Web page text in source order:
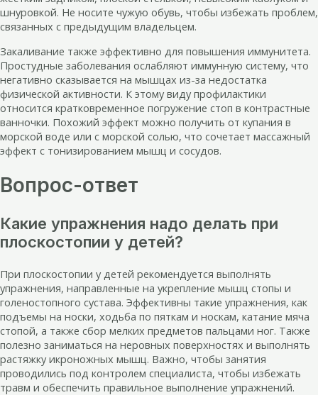
шнуровкой. Не носите чужую обувь, чтобы избежать проблем,
связанных с предыдущим владельцем.
Закаливание также эффективно для повышения иммунитета.
Простудные заболевания ослабляют иммунную систему, что
негативно сказывается на мышцах из-за недостатка
физической активности. К этому виду профилактики
относится кратковременное погружение стоп в контрастные
ванночки. Похожий эффект можно получить от купания в
морской воде или с морской солью, что сочетает массажный
эффект с тонизированием мышц и сосудов.
Вопрос-ответ
Какие упражнения надо делать при
плоскостопии у детей?
При плоскостопии у детей рекомендуется выполнять
упражнения, направленные на укрепление мышц стопы и
голеностопного сустава. Эффективны такие упражнения, как
подъемы на носки, ходьба по пяткам и носкам, катание мяча
стопой, а также сбор мелких предметов пальцами ног. Также
полезно заниматься на неровных поверхностях и выполнять
растяжку икроножных мышц. Важно, чтобы занятия
проводились под контролем специалиста, чтобы избежать
травм и обеспечить правильное выполнение упражнений.